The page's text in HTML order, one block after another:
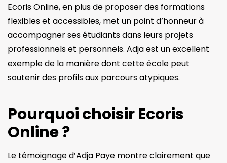
Ecoris Online, en plus de proposer des formations
flexibles et accessibles, met un point d’honneur à
accompagner ses étudiants dans leurs projets
professionnels et personnels. Adja est un excellent
exemple de la manière dont cette école peut
soutenir des profils aux parcours atypiques.
Pourquoi choisir Ecoris
Online ?
Le témoignage d’Adja Paye montre clairement que